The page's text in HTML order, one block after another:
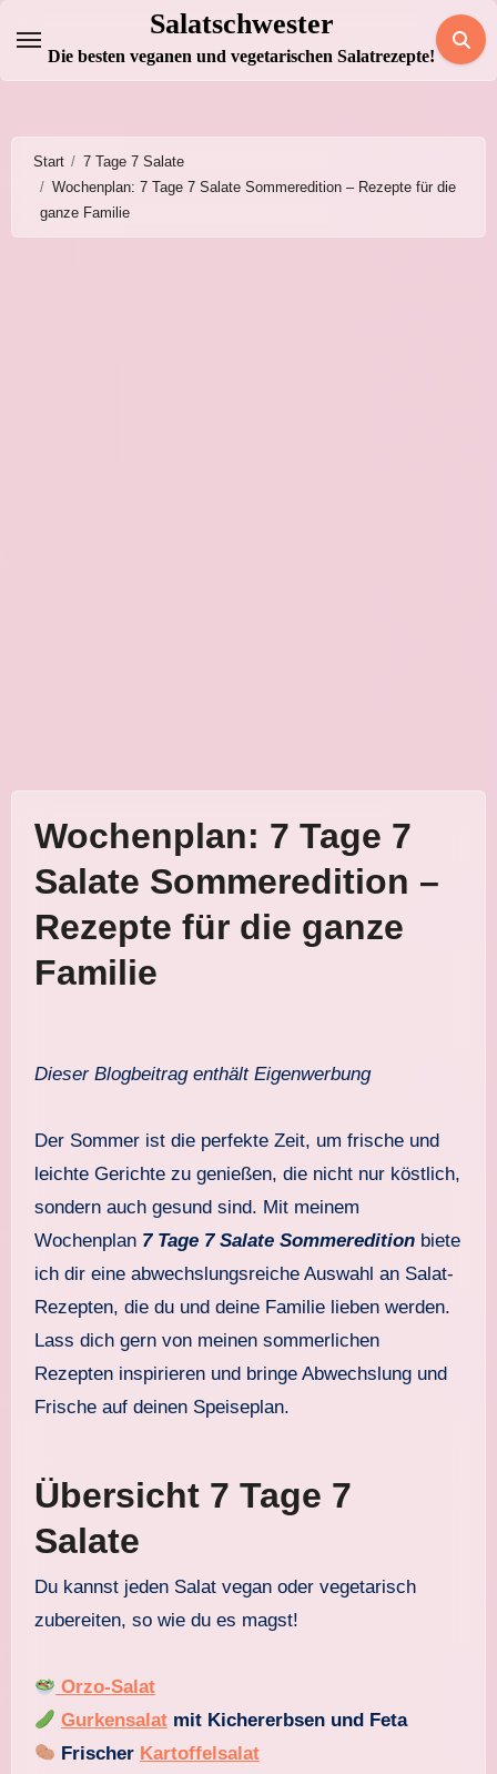
Inhalt
springen
Salatschwester
Die besten veganen und vegetarischen Salatrezepte!
Start
7 Tage 7 Salate
Wochenplan: 7 Tage 7 Salate Sommeredition – Rezepte für die
ganze Familie
Wochenplan: 7 Tage 7
Salate Sommeredition –
Rezepte für die ganze
Familie
Dieser Blogbeitrag enthält Eigenwerbung
Der Sommer ist die perfekte Zeit, um frische und
leichte Gerichte zu genießen, die nicht nur köstlich,
sondern auch gesund sind. Mit meinem
Wochenplan 7 Tage 7 Salate Sommeredition biete
ich dir eine abwechslungsreiche Auswahl an Salat-
Rezepten, die du und deine Familie lieben werden.
Lass dich gern von meinen sommerlichen
Rezepten inspirieren und bringe Abwechslung und
Frische auf deinen Speiseplan.
Übersicht 7 Tage 7
Salate
Du kannst jeden Salat vegan oder vegetarisch
zubereiten, so wie du es magst!
Orzo-Salat
Gurkensalatmit Kichererbsen und Feta
Frischer Kartoffelsalat